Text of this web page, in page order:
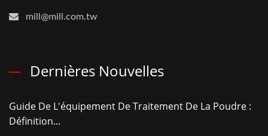
mill@mill.com.tw
Dernières Nouvelles
Guide De L'équipement De Traitement De La Poudre :
Définition...